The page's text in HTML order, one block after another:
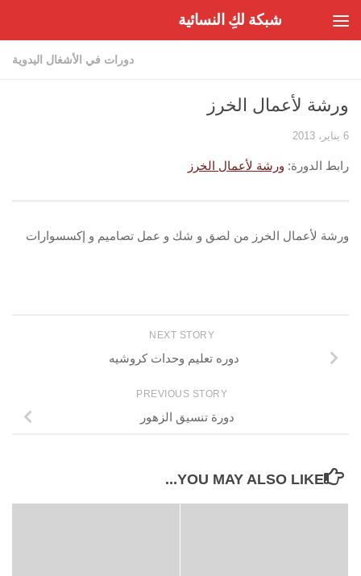
شبكة لكِ النسائية
دورات في الأشغال اليدوية
ورشة لأعمال الخرز
6 يناير، 2013
رابط الدورة: ورشة لأعمال الخرز
ورشة لأعمال الخرز من لصق و شك و عمل تصاميم و إكسسوارات
NEXT STORY
دوره تعليم وحدات كروشيه
PREVIOUS STORY
دورة تنسيق الزهور
YOU MAY ALSO LIKE...